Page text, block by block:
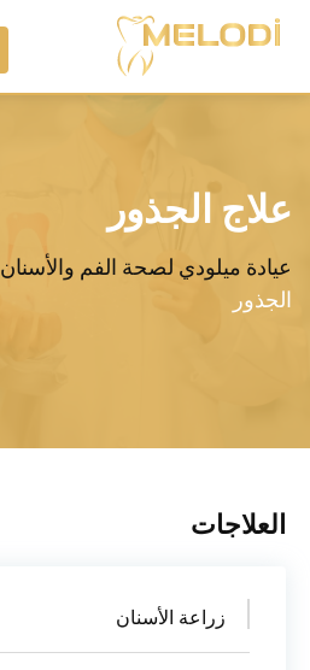
علاج الجذور
عيادة ميلودي لصحة الفم والأسنان
الجذور
العلاجات
زراعة الأسنان